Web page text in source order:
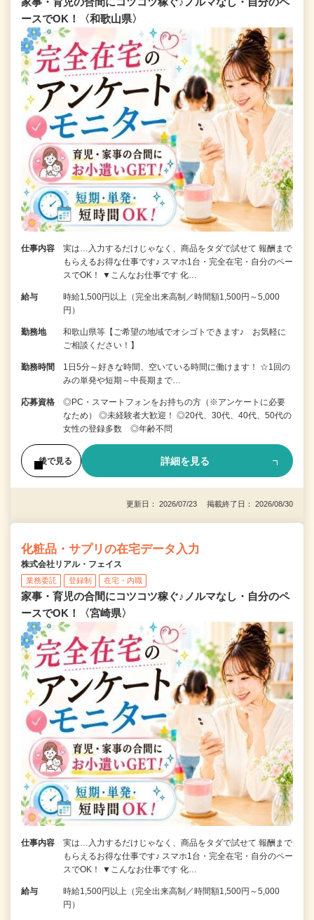
ースでOK！〈和歌山県〉
仕事内容
実は…入力するだけじゃなく、商品をタダで試せて 報酬まで
もらえるお得な仕事です♪ スマホ1台・完全在宅・自分のペー
スでOK！ ▼こんなお仕事です 化…
給与
時給1,500円以上（完全出来高制／時間額1,500円～5,000
円）
勤務地
和歌山県等【ご希望の地域でオシゴトできます♪ お気軽に
ご相談ください！】
勤務時間
1日5分～好きな時間、空いている時間に働けます！ ☆1回の
みの単発や短期～中長期まで…
応募資格
◎PC・スマートフォンをお持ちの方（※アンケートに必要
なため） ◎未経験者大歓迎！ ◎20代、30代、40代、50代の
女性の登録多数 ◎年齢不問
後で見る 詳細を見る
更新日： 2026/07/23 掲載終了日： 2026/08/30
化粧品・サプリの在宅データ入力
株式会社リアル・フェイス
業務委託 登録制 在宅・内職
家事・育児の合間にコツコツ稼ぐ♪ノルマなし・自分のペ
ースでOK！〈宮崎県〉
仕事内容
実は…入力するだけじゃなく、商品をタダで試せて 報酬まで
もらえるお得な仕事です♪ スマホ1台・完全在宅・自分のペー
スでOK！ ▼こんなお仕事です 化…
給与
時給1,500円以上（完全出来高制／時間額1,500円～5,000
円）